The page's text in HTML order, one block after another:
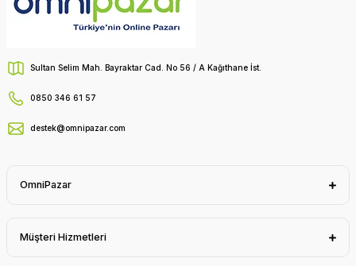
Sultan Selim Mah. Bayraktar Cad. No 56 / A Kağıthane İst.
0850 346 61 57
destek@omnipazar.com
OmniPazar
Müşteri Hizmetleri